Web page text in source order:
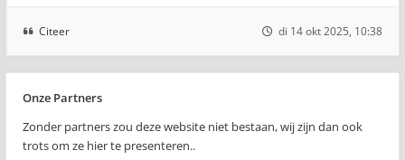
Citeer di 14 okt 2025, 10:38
Onze Partners
Zonder partners zou deze website niet bestaan, wij zijn dan ook
trots om ze hier te presenteren..